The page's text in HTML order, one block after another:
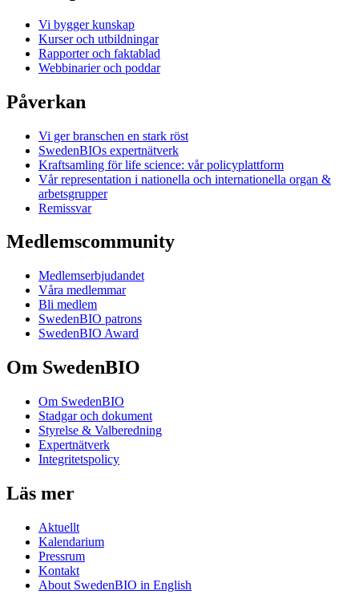
Vi bygger kunskap
Kurser och utbildningar
Rapporter och faktablad
Webbinarier och poddar
Påverkan
Vi ger branschen en stark röst
SwedenBIOs expertnätverk
Kraftsamling för life science: vår policyplattform
Vår representation i nationella och internationella organ &
arbetsgrupper
Remissvar
Medlemscommunity
Medlemserbjudandet
Våra medlemmar
Bli medlem
SwedenBIO patrons
SwedenBIO Award
Om SwedenBIO
Om SwedenBIO
Stadgar och dokument
Styrelse & Valberedning
Expertnätverk
Integritetspolicy
Läs mer
Aktuellt
Kalendarium
Pressrum
Kontakt
About SwedenBIO in English